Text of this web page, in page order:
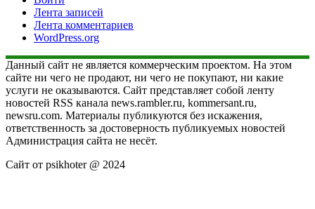
Лента записей
Лента комментариев
WordPress.org
Данный сайт не является коммерческим проектом. На этом
сайте ни чего не продают, ни чего не покупают, ни какие
услуги не оказываются. Сайт представляет собой ленту
новостей RSS канала news.rambler.ru, kommersant.ru,
newsru.com. Материалы публикуются без искажения,
ответственность за достоверность публикуемых новостей
Администрация сайта не несёт.
Сайт от psikhoter @ 2024